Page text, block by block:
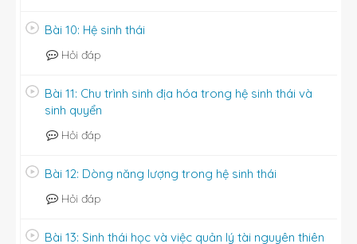
Bài 10: Hệ sinh thái
Hỏi đáp
Bài 11: Chu trình sinh địa hóa trong hệ sinh thái và
sinh quyển
Hỏi đáp
Bài 12: Dòng năng lượng trong hệ sinh thái
Hỏi đáp
Bài 13: Sinh thái học và việc quản lý tài nguyên thiên